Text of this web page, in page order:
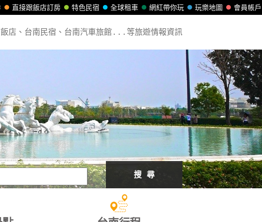
會員帳戶
玩樂地圖
網紅帶你玩
全球租車
特色民宿
直接跟飯店訂房
店、台南民宿、台南汽車旅館...等旅遊情報資訊
搜 尋